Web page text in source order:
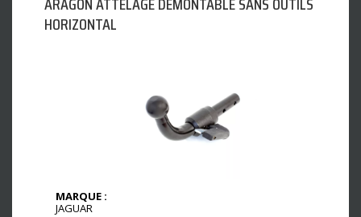
HORIZONTAL
MARQUE :
JAGUAR